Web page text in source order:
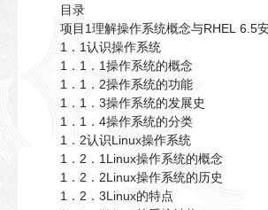
目录
项目1理解操作系统概念与RHEL 6.5
1．1认识操作系统
1．1．1操作系统的概念
1．1．2操作系统的功能
1．1．3操作系统的发展史
1．1．4操作系统的分类
1．2认识Linux操作系统
1．2．1Linux操作系统的概念
1．2．2Linux操作系统的历史
1．2．3Linux的特点